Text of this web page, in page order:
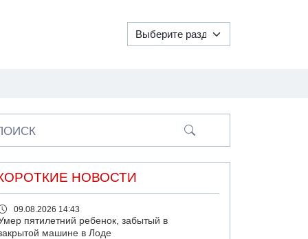
НОВОСТИ
09.08.2026 14:43
пятилетний ребенок, забытый в
машине в Лоде